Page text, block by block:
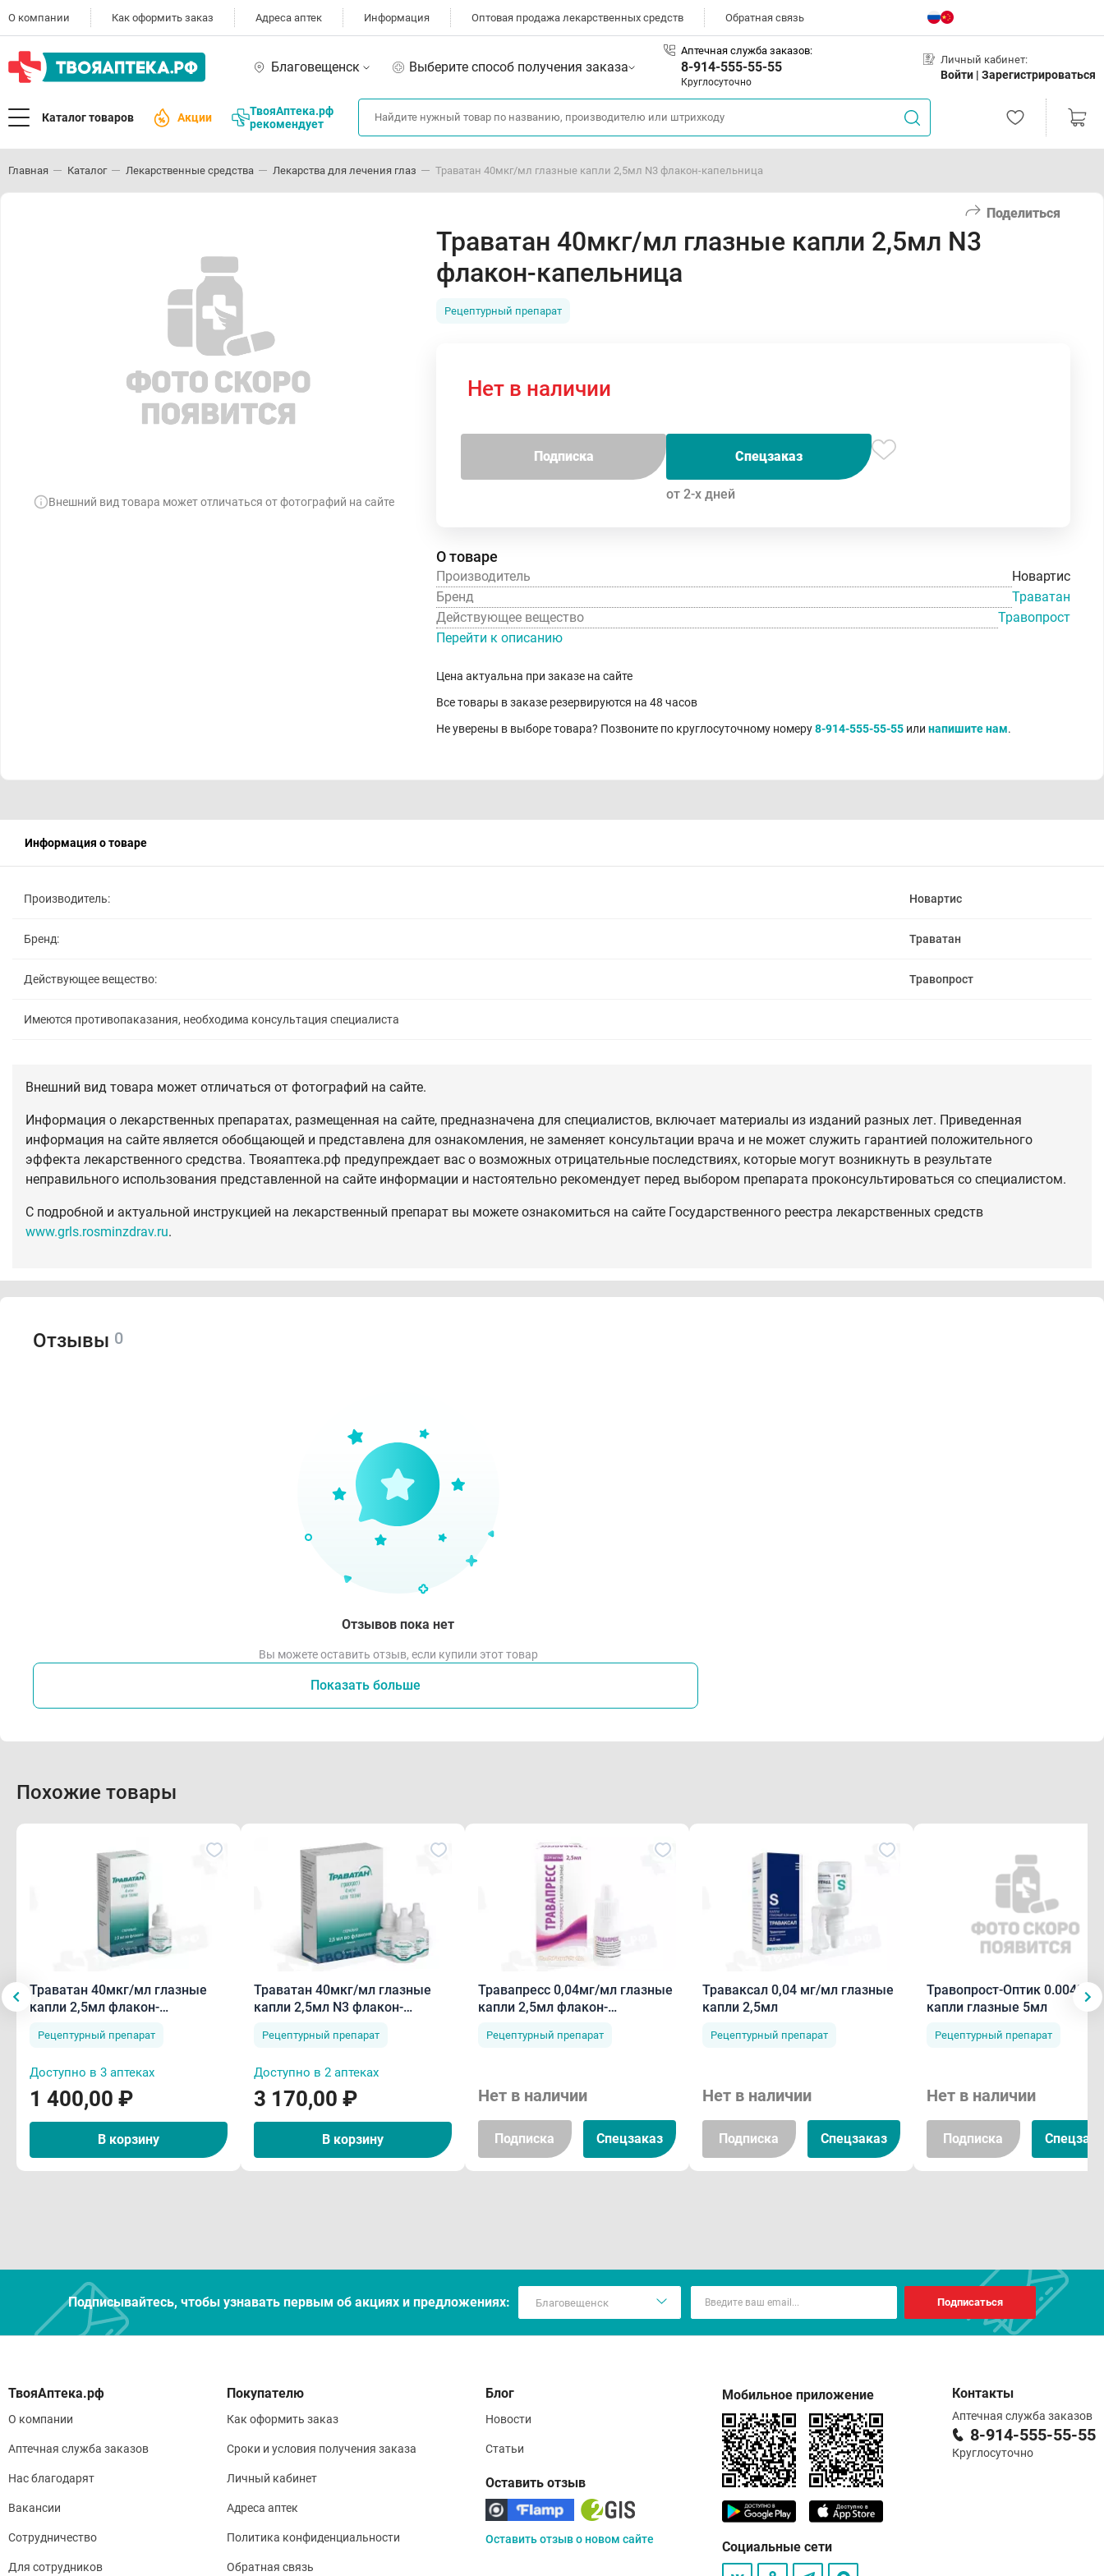
О компании Как оформить заказ Адреса аптек Информация Оптовая продажа лекарственных средств Обратная связь
Благовещенск Выберите способ получения заказа
Аптечная служба заказов:
8-914-555-55-55
Круглосуточно
Личный кабинет:
Войти | Зарегистрироваться
Каталог товаров Акции
ТвояАптека.рф
рекомендует
Главная Каталог Лекарственные средства Лекарства для лечения глаз Траватан 40мкг/мл глазные капли 2,5мл N3 флакон-капельница
Поделиться
Внешний вид товара может отличаться от фотографий на сайте
Траватан 40мкг/мл глазные капли 2,5мл N3
флакон-капельница
Рецептурный препарат
Нет в наличии
Подписка Спецзаказ
от 2-х дней
О товаре
Производитель
Новартис
Бренд
Траватан
Действующее вещество
Травопрост
Перейти к описанию
Цена актуальна при заказе на сайте
Все товары в заказе резервируются на 48 часов
Не уверены в выборе товара? Позвоните по круглосуточному номеру8-914-555-55-55 или напишите нам.
Информация о товаре
Производитель: Новартис
Бренд: Траватан
Действующее вещество: Травопрост
Имеются противопаказания, необходима консультация специалиста
Внешний вид товара может отличаться от фотографий на сайте.
Информация о лекарственных препаратах, размещенная на сайте, предназначена для специалистов, включает материалы из изданий разных лет. Приведенная
информация на сайте является обобщающей и представлена для ознакомления, не заменяет консультации врача и не может служить гарантией положительного
эффекта лекарственного средства. Твояаптека.рф предупреждает вас о возможных отрицательные последствиях, которые могут возникнуть в результате
неправильного использования представленной на сайте информации и настоятельно рекомендует перед выбором препарата проконсультироваться со специалистом.
С подробной и актуальной инструкцией на лекарственный препарат вы можете ознакомиться на сайте Государственного реестра лекарственных средств
www.grls.rosminzdrav.ru.
Отзывы 0
Отзывов пока нет
Вы можете оставить отзыв, если купили этот товар
Показать больше
Похожие товары
Траватан 40мкг/мл глазные
капли 2,5мл флакон-
Рецептурный препарат
Доступно в 3 аптеках
1 400,00 ₽
В корзину
Траватан 40мкг/мл глазные
капли 2,5мл N3 флакон-
Рецептурный препарат
Доступно в 2 аптеках
3 170,00 ₽
В корзину
Травапресс 0,04мг/мл глазные
капли 2,5мл флакон-
Рецептурный препарат
Нет в наличии
Подписка Спецзаказ
Траваксал 0,04 мг/мл глазные
капли 2,5мл
Рецептурный препарат
Нет в наличии
Подписка Спецзаказ
Травопрост-Оптик 0.004%
капли глазные 5мл
Рецептурный препарат
Нет в наличии
Подписка
Подписывайтесь, чтобы узнавать первым об акцияx и предложениях: Подписаться
О компании
Аптечная служба заказов
Нас благодарят
Вакансии
Сотрудничество
Для сотрудников
Покупателю
Как оформить заказ
Сроки и условия получения заказа
Личный кабинет
Адреса аптек
Политика конфиденциальности
Обратная связь
Блог
Новости
Статьи
Оставить отзыв
Оставить отзыв о новом сайте
Мобильное приложение
Социальные сети
Контакты
Аптечная служба заказов
8-914-555-55-55
Круглосуточно